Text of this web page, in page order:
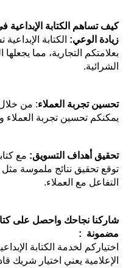
كيف تساهم الكتابة الإبداعية
زيادة الوعي: الكتابة
بعلامتكم التجارية، مما يجعلها
الشرائية.
تحسين تجربة العملاء: من
يمكنكم تحسين تجربة العملاء
تحقيق أهداف التسويق: مع
توقع تحقيق نتائج ملموسة مثل
التفاعل مع العملاء.
شاركنا نجاحك واحصل على
مضمونة :
اختياركم لخدمة الكتابة
الإعلامية يعني اختيار شريك